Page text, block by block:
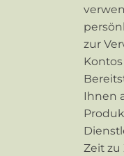
zur
Ihnen
Zeit